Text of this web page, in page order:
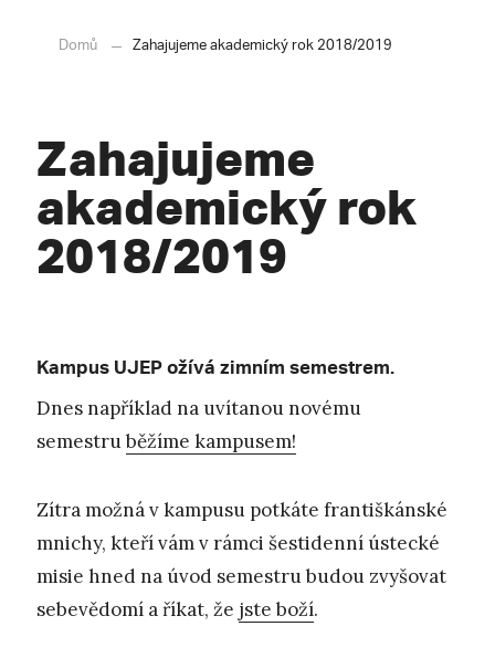
Domů Zahajujeme akademický rok 2018/2019
Zahajujeme
akademický rok
2018/2019
Kampus UJEP ožívá zimním semestrem.
Dnes například na uvítanou novému
semestruběžíme kampusem!
Zítra možná v kampusu potkáte františkánské
mnichy, kteří vám v rámci šestidenní ústecké
misie hned na úvod semestru budou zvyšovat
sebevědomí a říkat, že jste boží.